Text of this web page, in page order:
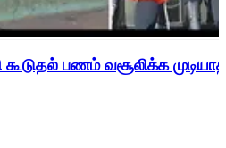
பணம் வசூலிக்க